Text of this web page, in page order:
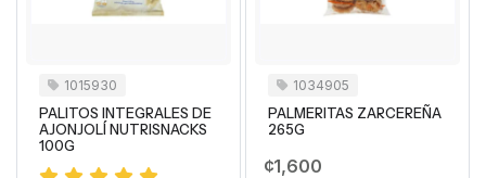
1015930
PALITOS INTEGRALES DE
AJONJOLÍ NUTRISNACKS
100G
1034905
PALMERITAS ZARCEREÑA
265G
¢1,600